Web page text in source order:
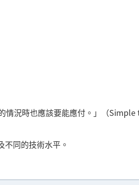
情況時也應該要能應付。」（Simple
同的技術水平。